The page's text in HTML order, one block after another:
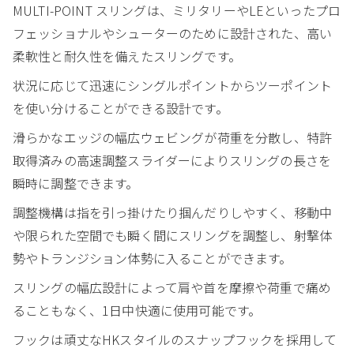
MULTI-POINT スリングは、ミリタリーやLEといったプロ
フェッショナルやシューターのために設計された、高い
柔軟性と耐久性を備えたスリングです。
状況に応じて迅速にシングルポイントからツーポイント
を使い分けることができる設計です。
滑らかなエッジの幅広ウェビングが荷重を分散し、特許
取得済みの高速調整スライダーによりスリングの長さを
瞬時に調整できます。
調整機構は指を引っ掛けたり掴んだりしやすく、移動中
や限られた空間でも瞬く間にスリングを調整し、射撃体
勢やトランジション体勢に入ることができます。
スリングの幅広設計によって肩や首を摩擦や荷重で痛め
ることもなく、1日中快適に使用可能です。
フックは頑丈なHKスタイルのスナップフックを採用して